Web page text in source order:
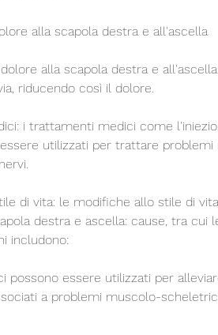
alla scapola destra e all'ascella
alla scapola destra e
riducendo così il dolore.
i trattamenti medici come
utilizzati per trattare
di vita: le modifiche allo stile di
destra e ascella: cause, tra cui
includono:
possono essere utilizzati per
a problemi muscolo-